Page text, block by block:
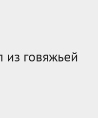
из говяжьей